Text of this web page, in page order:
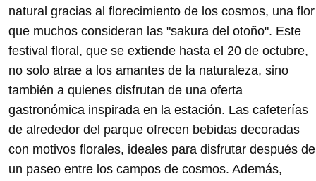
natural gracias al florecimiento de los cosmos, una flor
que muchos consideran las "sakura del otoño". Este
festival floral, que se extiende hasta el 20 de octubre,
no solo atrae a los amantes de la naturaleza, sino
también a quienes disfrutan de una oferta
gastronómica inspirada en la estación. Las cafeterías
de alrededor del parque ofrecen bebidas decoradas
con motivos florales, ideales para disfrutar después de
un paseo entre los campos de cosmos. Además,